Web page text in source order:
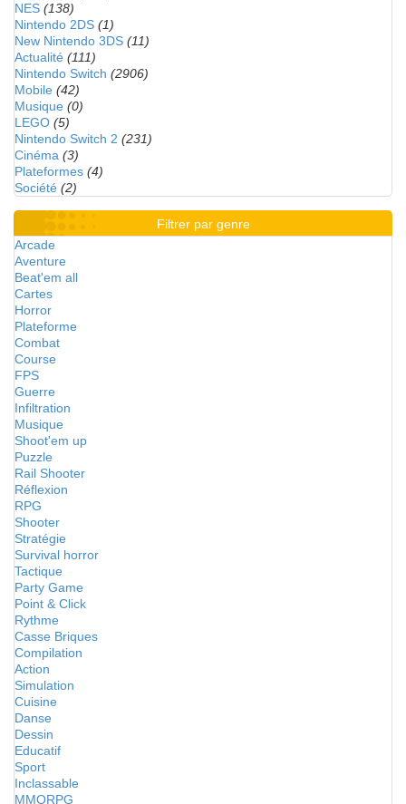
NES (138)
Nintendo 2DS (1)
New Nintendo 3DS (11)
Actualité (111)
Nintendo Switch (2906)
Mobile (42)
Musique (0)
LEGO (5)
Nintendo Switch 2 (231)
Cinéma (3)
Plateformes (4)
Société (2)
Filtrer par genre
Arcade
Aventure
Beat'em all
Cartes
Horror
Plateforme
Combat
Course
FPS
Guerre
Infiltration
Musique
Shoot'em up
Puzzle
Rail Shooter
Réflexion
RPG
Shooter
Stratégie
Survival horror
Tactique
Party Game
Point & Click
Rythme
Casse Briques
Compilation
Action
Simulation
Cuisine
Danse
Dessin
Educatif
Sport
Inclassable
MMORPG